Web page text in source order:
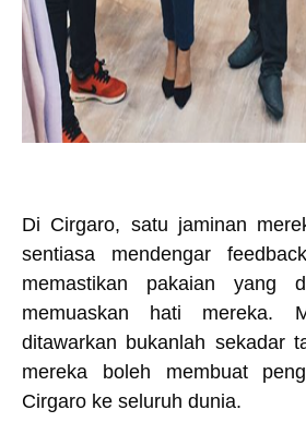
Di Cirgaro, satu jaminan
sentiasa mendengar
memastikan pakaian yang
memuaskan hati mereka.
ditawarkan bukanlah sekadar
mereka boleh membuat
Cirgaro ke seluruh dunia.